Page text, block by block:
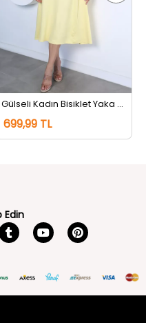
Gülseli Kadın Bisiklet Yaka Cepli Elbise Sarı
699,99 TL
Edin